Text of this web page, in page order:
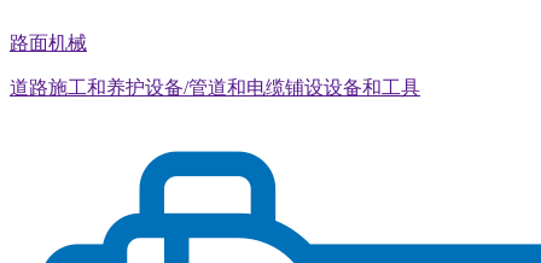
路面机械
道路施工和养护设备/管道和电缆铺设设备和工具